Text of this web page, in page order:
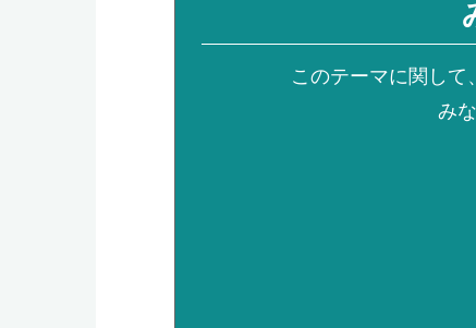
このテーマに関し
み